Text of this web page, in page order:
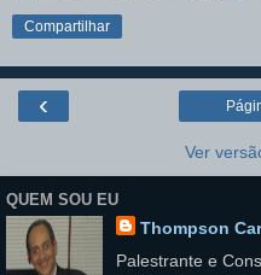
Compartilhar
‹
Ver
QUEM SOU EU
Thompson
Palestrante e